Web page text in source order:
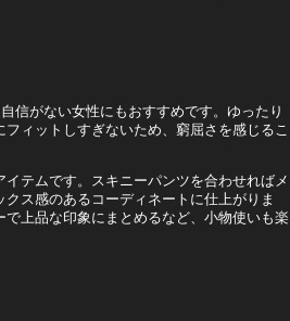
信がない女性にもおすすめです。ゆったり
ィットしすぎないため、窮屈さを感じるこ
テムです。スキニーパンツを合わせればメ
ス感のあるコーディネートに仕上がりま
上品な印象にまとめるなど、小物使いも楽